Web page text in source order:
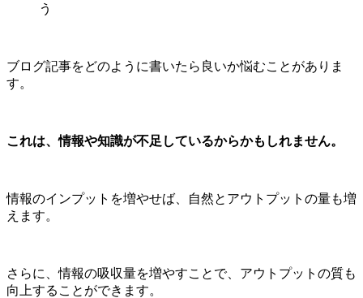
う
ブログ記事をどのように書いたら良いか悩むことがありま
す。
これは、情報や知識が不足しているからかもしれません。
情報のインプットを増やせば、自然とアウトプットの量も増
えます。
さらに、情報の吸収量を増やすことで、アウトプットの質も
向上することができます。